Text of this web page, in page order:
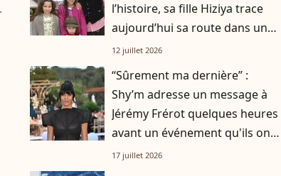
l’histoire, sa fille Hiziya trace
aujourd’hui sa route dans un
tout autre univers
12 juillet 2026
“Sûrement ma dernière” :
Shy’m adresse un message à
Jérémy Frérot quelques heures
avant un événement qu'ils ont
vécu ensemble
17 juillet 2026